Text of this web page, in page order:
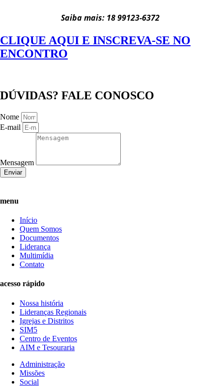
Saiba mais: 18 99123-6372
CLIQUE AQUI E INSCREVA-SE NO
ENCONTRO
DÚVIDAS? FALE CONOSCO
Nome
E-mail
Mensagem
Enviar
menu
Início
Quem Somos
Documentos
Liderança
Multimídia
Contato
acesso rápido
Nossa história
Lideranças Regionais
Igrejas e Distritos
SIM5
Centro de Eventos
AIM e Tesouraria
Administração
Missões
Social